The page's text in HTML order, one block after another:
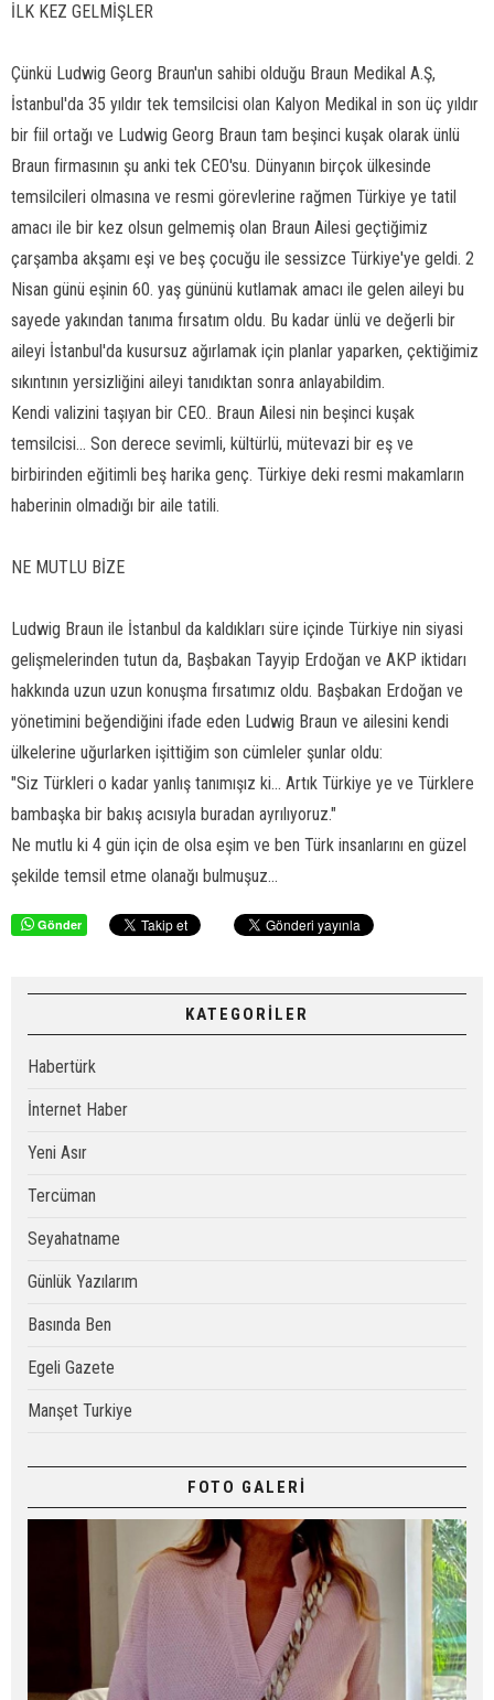
İLK KEZ GELMİŞLER
Çünkü Ludwig Georg Braun'un sahibi olduğu Braun Medikal A.Ş,
İstanbul'da 35 yıldır tek temsilcisi olan Kalyon Medikal in son üç yıldır
bir fiil ortağı ve Ludwig Georg Braun tam beşinci kuşak olarak ünlü
Braun firmasının şu anki tek CEO'su. Dünyanın birçok ülkesinde
temsilcileri olmasına ve resmi görevlerine rağmen Türkiye ye tatil
amacı ile bir kez olsun gelmemiş olan Braun Ailesi geçtiğimiz
çarşamba akşamı eşi ve beş çocuğu ile sessizce Türkiye'ye geldi. 2
Nisan günü eşinin 60. yaş gününü kutlamak amacı ile gelen aileyi bu
sayede yakından tanıma fırsatım oldu. Bu kadar ünlü ve değerli bir
aileyi İstanbul'da kusursuz ağırlamak için planlar yaparken, çektiğimiz
sıkıntının yersizliğini aileyi tanıdıktan sonra anlayabildim.
Kendi valizini taşıyan bir CEO.. Braun Ailesi nin beşinci kuşak
temsilcisi... Son derece sevimli, kültürlü, mütevazi bir eş ve
birbirinden eğitimli beş harika genç. Türkiye deki resmi makamların
haberinin olmadığı bir aile tatili.
NE MUTLU BİZE
Ludwig Braun ile İstanbul da kaldıkları süre içinde Türkiye nin siyasi
gelişmelerinden tutun da, Başbakan Tayyip Erdoğan ve AKP iktidarı
hakkında uzun uzun konuşma fırsatımız oldu. Başbakan Erdoğan ve
yönetimini beğendiğini ifade eden Ludwig Braun ve ailesini kendi
ülkelerine uğurlarken işittiğim son cümleler şunlar oldu:
"Siz Türkleri o kadar yanlış tanımışız ki... Artık Türkiye ye ve Türklere
bambaşka bir bakış acısıyla buradan ayrılıyoruz."
Ne mutlu ki 4 gün için de olsa eşim ve ben Türk insanlarını en güzel
şekilde temsil etme olanağı bulmuşuz...
Gönder
KATEGORİLER
Habertürk
İnternet Haber
Yeni Asır
Tercüman
Seyahatname
Günlük Yazılarım
Basında Ben
Egeli Gazete
Manşet Turkiye
FOTO GALERİ